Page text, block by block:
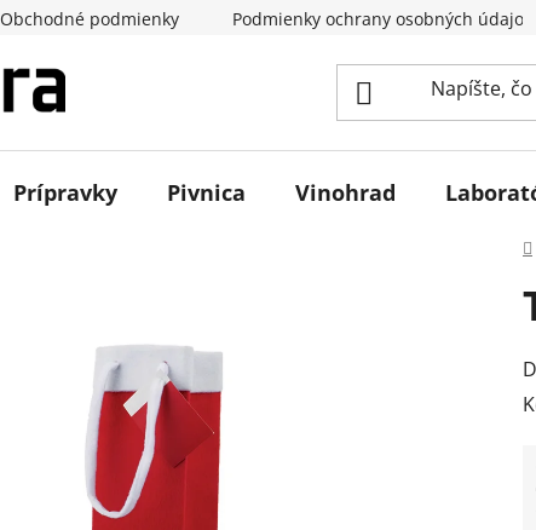
Obchodné podmienky Podmienky ochrany osobných údajov
Prípravky Pivnica Vinohrad